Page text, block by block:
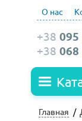
О нас
+38 095
+38 068
Главная